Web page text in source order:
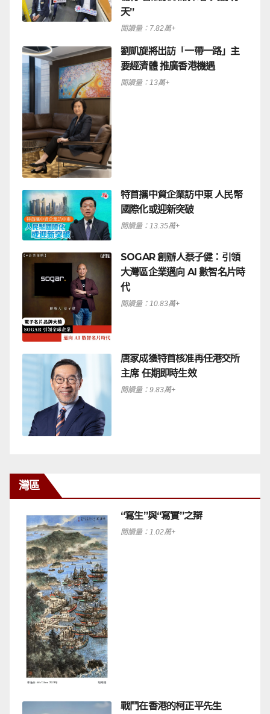
天”
閱讀量：7.82萬+
劉凱旋將出訪「一帶一路」主
要經濟體 推廣香港機遇
閱讀量：13萬+
特首攜中資企業訪中東 人民幣
國際化或迎新突破
閱讀量：13.35萬+
SOGAR 創辦人蔡子健：引領
大灣區企業邁向 AI 數智名片時
代
閱讀量：10.83萬+
唐家成獲特首核准再任港交所
主席 任期即時生效
閱讀量：9.83萬+
灣區
“寫生”與“寫實”之辯
閱讀量：1.02萬+
戰鬥在香港的柯正平先生